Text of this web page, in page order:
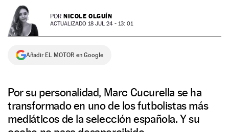
NEWSLETTER POR NICOLE OLGUÍN
ACTUALIZADO 18 JUL 24 - 13: 01
Añadir EL MOTOR en Google
Por su personalidad, Marc Cucurella se ha
transformado en uno de los futbolistas más
mediáticos de la selección española. Y su